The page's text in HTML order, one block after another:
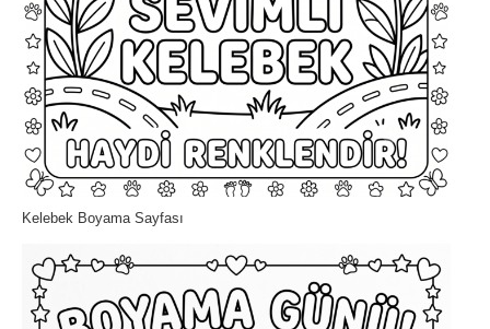
Kelebek Boyama Sayfası